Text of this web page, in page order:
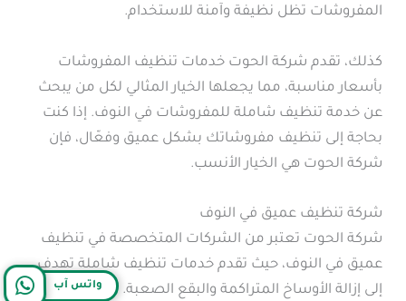
المفروشات تظل نظيفة وآمنة للاستخدام.
كذلك، تقدم شركة الحوت خدمات تنظيف المفروشات
بأسعار مناسبة، مما يجعلها الخيار المثالي لكل من يبحث
عن خدمة تنظيف شاملة للمفروشات في النوف. إذا كنت
بحاجة إلى تنظيف مفروشاتك بشكل عميق وفعّال، فإن
شركة الحوت هي الخيار الأنسب.
شركة تنظيف عميق في النوف
شركة الحوت تعتبر من الشركات المتخصصة في تنظيف
عميق في النوف، حيث تقدم خدمات تنظيف شاملة تهدف
إلى إزالة الأوساخ المتراكمة والبقع الصعبة. تنظيف عميق
واتس آب